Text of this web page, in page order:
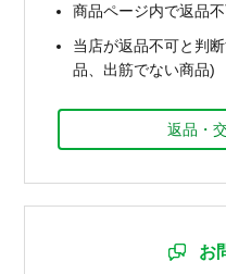
商品ページ内で返品
当店が返品不可と判
品、出筋でない商品)
返品・
お